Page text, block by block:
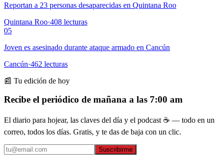
Reportan a 23 personas desaparecidas en Quintana Roo
Quintana Roo·408 lecturas
05
Joven es asesinado durante ataque armado en Cancún
Cancún·462 lecturas
📰 Tu edición de hoy
Recibe el periódico de mañana a las 7:00 am
El diario para hojear, las claves del día y el podcast ☕ — todo en un
correo, todos los días. Gratis, y te das de baja con un clic.
Suscribirme